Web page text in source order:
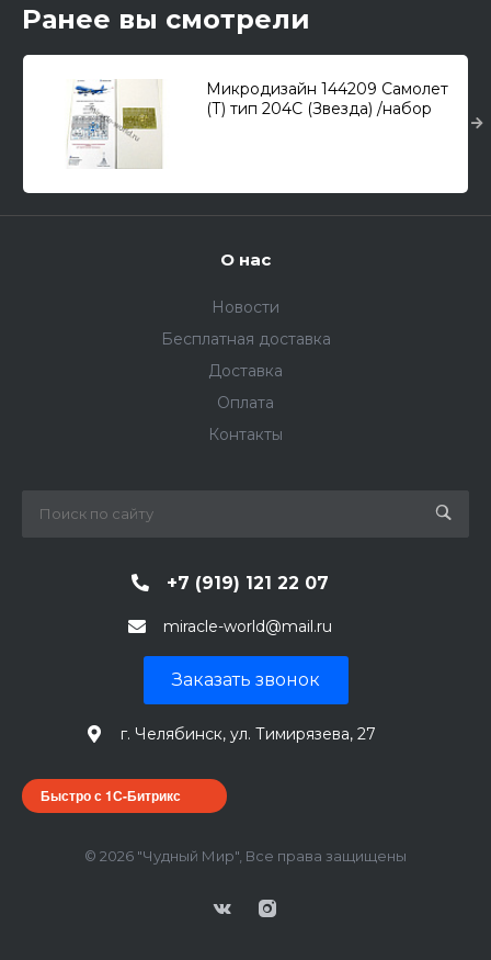
Ранее вы смотрели
Микродизайн 144209 Самолет
(Т) тип 204С (Звезда) /набор
О нас
Новости
Бесплатная доставка
Доставка
Оплата
Контакты
+7 (919) 121 22 07
miracle-world@mail.ru
Заказать звонок
г. Челябинск, ул. Тимирязева, 27
Быстро с 1С-Битрикс
© 2026 "Чудный Мир", Все права защищены